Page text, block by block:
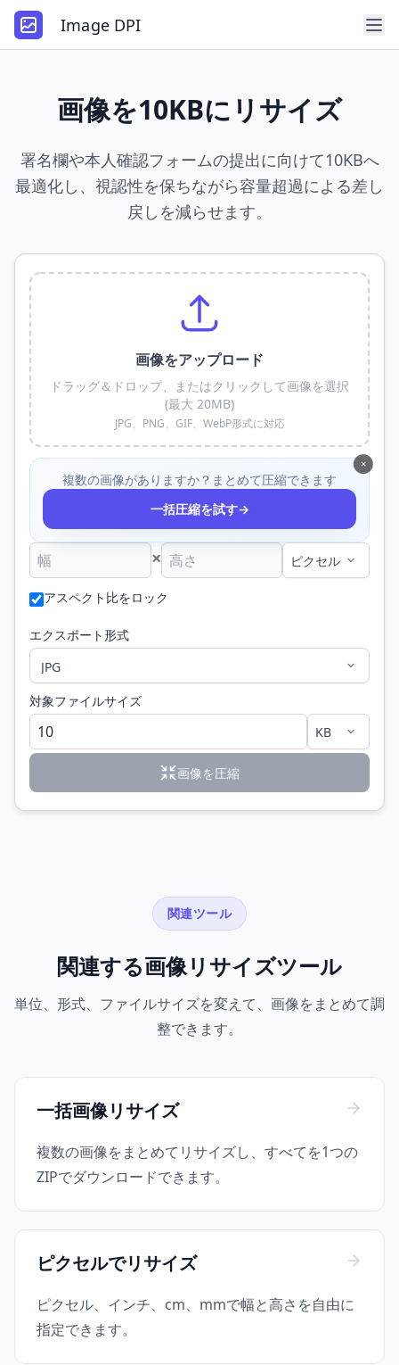
Image DPI
画像を10KBにリサイズ
署名欄や本人確認フォームの提出に向けて10KBへ
最適化し、視認性を保ちながら容量超過による差し
戻しを減らせます。
画像をアップロード
ドラッグ＆ドロップ、またはクリックして画像を選択
(最大 20MB)
JPG、PNG、GIF、WebP形式に対応
×
複数の画像がありますか？まとめて圧縮できます
一括圧縮を試す→
×
アスペクト比をロック
エクスポート形式
対象ファイルサイズ
画像を圧縮
関連ツール
関連する画像リサイズツール
単位、形式、ファイルサイズを変えて、画像をまとめて調
整できます。
一括画像リサイズ
複数の画像をまとめてリサイズし、すべてを1つの
ZIPでダウンロードできます。
ピクセルでリサイズ
ピクセル、インチ、cm、mmで幅と高さを自由に
指定できます。